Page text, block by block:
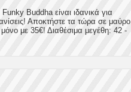
Buddha είναι ιδανικά για
Αποκτήστε τα τώρα σε μαύρο
με 35€! Διαθέσιμα μεγέθη: 42 -